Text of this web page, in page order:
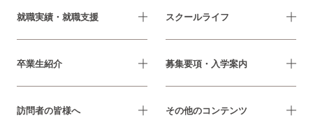
就職実績・就職支援 スクールライフ
卒業生紹介 募集要項・入学案内
訪問者の皆様へ その他のコンテンツ